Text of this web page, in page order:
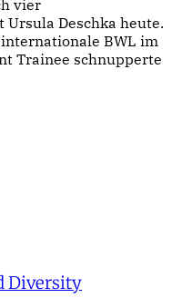
vier
Deschka heute.
BWL im
Trainee schnupperte
Diversity